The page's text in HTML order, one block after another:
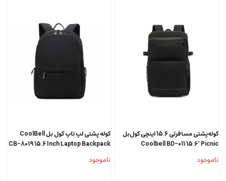
کوله‌پشتی مسافرتی 15.6 اینچی کول‌بل
Coolbell BD-011 15.6″ Picnic
ناموجود
کوله پشتی لپ تاپ کول بل CoolBell
CB-8019 15.6 Inch Laptop Backpack
ناموجود